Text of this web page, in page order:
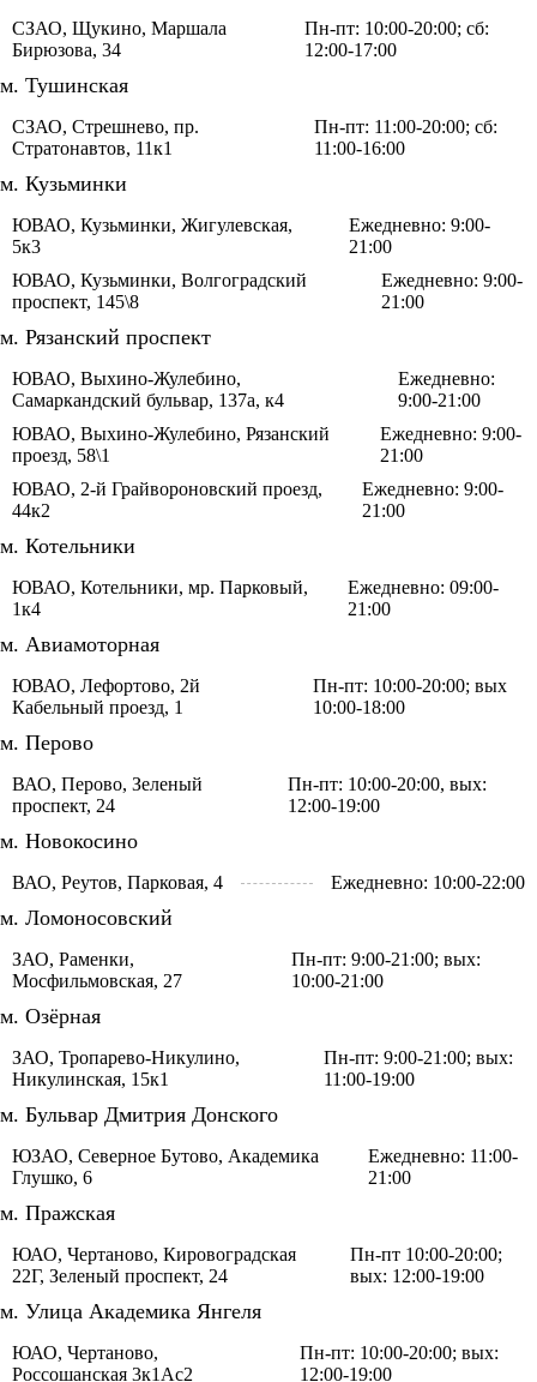
СЗАО, Щукино, Маршала
Бирюзова, 34
Пн-пт: 10:00-20:00; сб:
12:00-17:00
м. Тушинская
СЗАО, Стрешнево, пр.
Стратонавтов, 11к1
Пн-пт: 11:00-20:00; сб:
11:00-16:00
м. Кузьминки
ЮВАО, Кузьминки, Жигулевская,
5к3
Ежедневно: 9:00-
21:00
ЮВАО, Кузьминки, Волгоградский
проспект, 145\8
Ежедневно: 9:00-
21:00
м. Рязанский проспект
ЮВАО, Выхино-Жулебино,
Самаркандский бульвар, 137а, к4
Ежедневно:
9:00-21:00
ЮВАО, Выхино-Жулебино, Рязанский
проезд, 58\1
Ежедневно: 9:00-
21:00
ЮВАО, 2-й Грайвороновский проезд,
44к2
Ежедневно: 9:00-
21:00
м. Котельники
ЮВАО, Котельники, мр. Парковый,
1к4
Ежедневно: 09:00-
21:00
м. Авиамоторная
ЮВАО, Лефортово, 2й
Кабельный проезд, 1
Пн-пт: 10:00-20:00; вых
10:00-18:00
м. Перово
ВАО, Перово, Зеленый
проспект, 24
Пн-пт: 10:00-20:00, вых:
12:00-19:00
м. Новокосино
ВАО, Реутов, Парковая, 4 Ежедневно: 10:00-22:00
м. Ломоносовский
ЗАО, Раменки,
Мосфильмовская, 27
Пн-пт: 9:00-21:00; вых:
10:00-21:00
м. Озёрная
ЗАО, Тропарево-Никулино,
Никулинская, 15к1
Пн-пт: 9:00-21:00; вых:
11:00-19:00
м. Бульвар Дмитрия Донского
ЮЗАО, Северное Бутово, Академика
Глушко, 6
Ежедневно: 11:00-
21:00
м. Пражская
ЮАО, Чертаново, Кировоградская
22Г, Зеленый проспект, 24
Пн-пт 10:00-20:00;
вых: 12:00-19:00
м. Улица Академика Янгеля
ЮАО, Чертаново,
Россошанская 3к1Ас2
Пн-пт: 10:00-20:00; вых:
12:00-19:00